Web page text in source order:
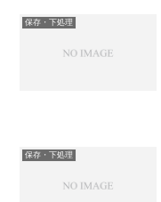
保存・下処理
保存・下処理